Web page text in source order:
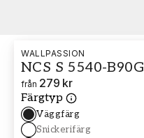
WALLPASSION
NCS S 5540-B90G
från 279 kr
Färgtyp
Väggfärg
Snickerifärg